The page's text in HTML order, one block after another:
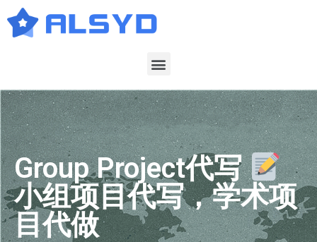
Group Project代写
小组项目代写，学术项
目代做